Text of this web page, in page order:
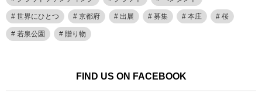
世界にひとつ 京都府 出展 募集 本庄 桜
若泉公園 贈り物
FIND US ON FACEBOOK